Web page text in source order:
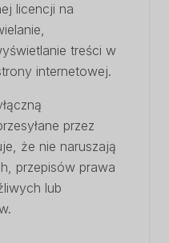
licencji na
treści w
internetowej.
przez
że nie naruszają
przepisów prawa
lub